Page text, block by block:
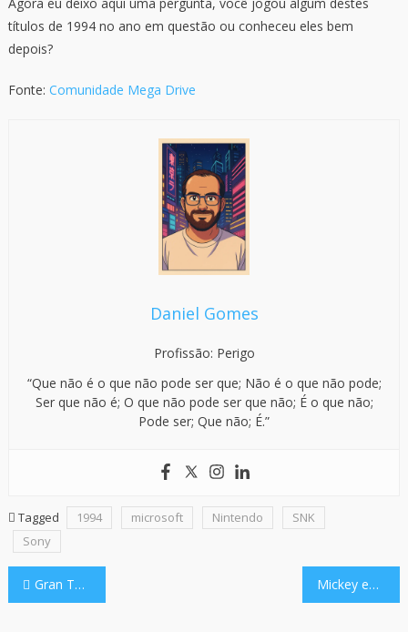
títulos de 1994 no ano em questão ou conheceu eles bem
depois?
Fonte: Comunidade Mega Drive
Daniel Gomes
Profissão: Perigo
“Que não é o que não pode ser que; Não é o que não pode;
Ser que não é; O que não pode ser que não; É o que não;
Pode ser; Que não; É.”
Tagged 1994 microsoft Nintendo
SNK
Sony
Navegação
Gran Turismo, inspirado em game da Sony, estreia na HBO Max Mickey em Domínio Público: Posso usar o rato no meu game?